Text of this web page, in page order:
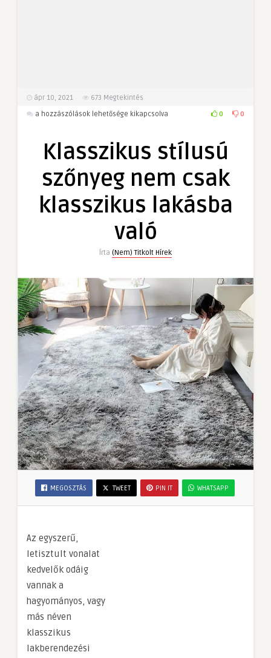
ápr 10, 2021 673 Megtekintés
Klasszikus
nem
klasszikus
való
a hozzászólások lehetősége kikapcsolva 0 0
Klasszikus stílusú
szőnyeg nem csak
klasszikus lakásba
való
Írta (Nem) Titkolt Hírek
MEGOSZTÁS TWEET PIN IT WHATSAPP
Az egyszerű,
letisztult vonalat
kedvelők odáig
vannak a
hagyományos, vagy
más néven
klasszikus
lakberendezési